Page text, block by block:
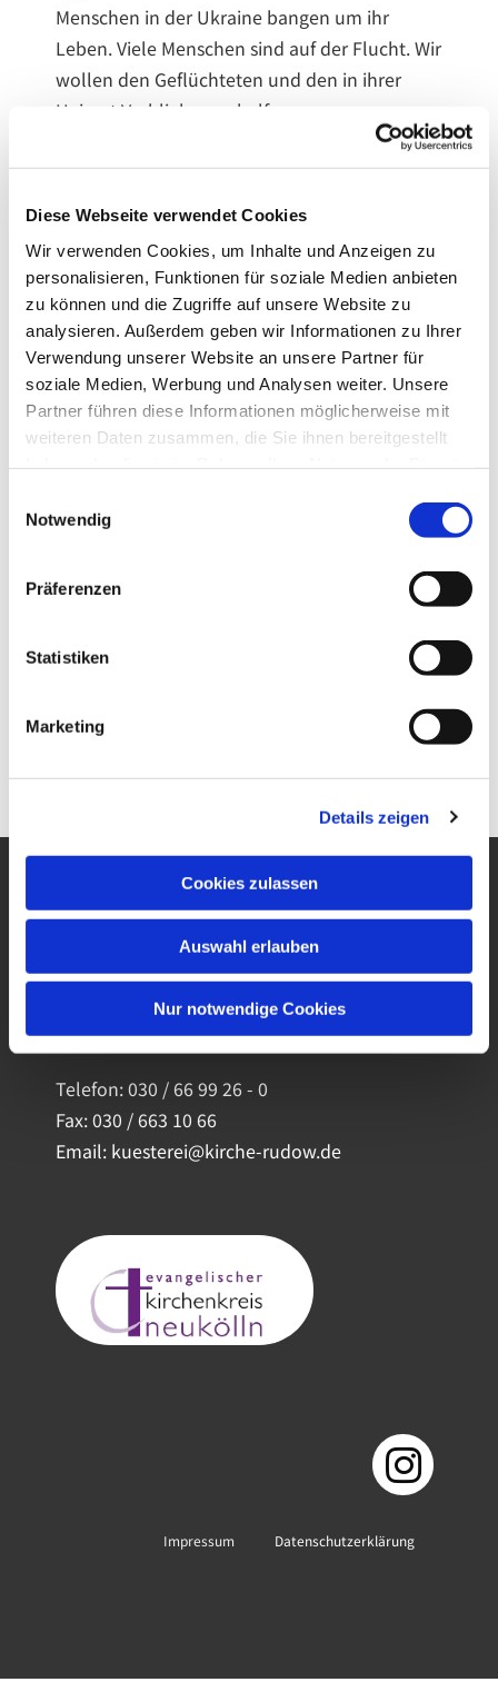
Diese Webseite verwendet Cookies
Wir verwenden Cookies, um Inhalte und Anzeigen zu
personalisieren, Funktionen für soziale Medien anbieten
zu können und die Zugriffe auf unsere Website zu
analysieren. Außerdem geben wir Informationen zu Ihrer
Verwendung unserer Website an unsere Partner für
soziale Medien, Werbung und Analysen weiter. Unsere
Partner führen diese Informationen möglicherweise mit
weiteren Daten zusammen, die Sie ihnen bereitgestellt
Notwendig
Präferenzen
Statistiken
Marketing
Details zeigen
Cookies zulassen
Auswahl erlauben
Nur notwendige Cookies
Menschen in der Ukraine bangen um ihr
Leben. Viele Menschen sind auf der Flucht. Wir
wollen den Geflüchteten und den in ihrer
Heimat Verbliebenen helfen.
Gottesdiensten für die Menschen in Not,
speziell für die ukrainische Bevölkerung und
auch im intereligiösen Friedensgebet jeden
dritten Montag im Monat um 18.30 Uhr. Der
Ort wechselt zwischen unserer Dorfkirche, der
kath. St. Josephs-Kirche und den
Vereinsräumen unserer islamischen Partner
bei I-ISIN e.V. gegenüber der Dorfkirche (über
den Parkplartz hinter der Apotheke die
Krieg zu stoppen, aber wir können
Seite der
Ev. Kirchengemeinde Berlin-Rudow
Köpenicker Straße 187
12355 Berlin
Telefon:030 / 66 99 26 - 0
Fax: 030 / 663 10 66
Email: kuesterei@kirche-rudow.de
Impressum Datenschutzerklärung